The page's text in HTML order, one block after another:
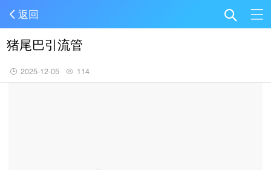
返回
猪尾巴引流管
2025-12-05 114